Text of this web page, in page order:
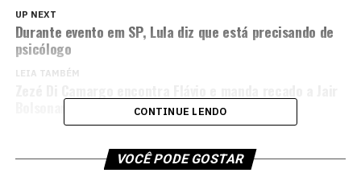
UP NEXT
Durante evento em SP, Lula diz que está precisando de
psicólogo
LEIA TAMBÉM
Bolsonaro
CONTINUE LENDO
VOCÊ PODE GOSTAR